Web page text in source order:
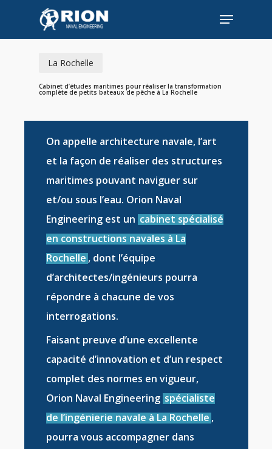
main
Menu
La Rochelle
Cabinet d’études maritimes pour réaliser la transformation
complète de petits bateaux de pêche à La Rochelle
On appelle architecture navale, l’art
et la façon de réaliser des structures
maritimes pouvant naviguer sur
et/ou sous l’eau. Orion Naval
Engineering est un cabinet spécialisé
en constructions navales à La
Rochelle , dont l’équipe
d’architectes/ingénieurs pourra
répondre à chacune de vos
interrogations.
Faisant preuve d’une excellente
capacité d’innovation et d’un respect
complet des normes en vigueur,
Orion Naval Engineering spécialiste
de l’ingénierie navale à La Rochelle ,
pourra vous accompagner dans
Close